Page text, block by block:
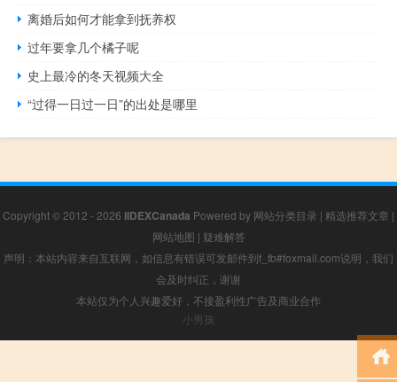
离婚后如何才能拿到抚养权
过年要拿几个橘子呢
史上最冷的冬天视频大全
“过得一日过一日”的出处是哪里
Copyright © 2012 - 2026 IIDEXCanada Powered by 网站分类目录 | 精选推荐文章 |
网站地图 | 疑难解答
声明：本站内容来自互联网，如信息有错误可发邮件到f_fb#foxmail.com说明，我们
会及时纠正，谢谢
本站仅为个人兴趣爱好，不接盈利性广告及商业合作
小男孩